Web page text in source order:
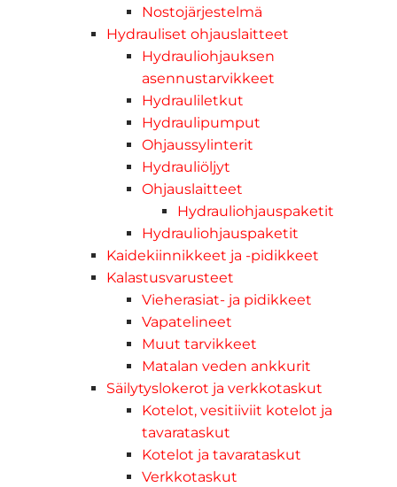
Nostojärjestelmä
Hydrauliset ohjauslaitteet
Hydrauliohjauksen
asennustarvikkeet
Hydrauliletkut
Hydraulipumput
Ohjaussylinterit
Hydrauliöljyt
Ohjauslaitteet
Hydrauliohjauspaketit
Hydrauliohjauspaketit
Kaidekiinnikkeet ja -pidikkeet
Kalastusvarusteet
Vieherasiat- ja pidikkeet
Vapatelineet
Muut tarvikkeet
Matalan veden ankkurit
Säilytyslokerot ja verkkotaskut
Kotelot, vesitiiviit kotelot ja
tavarataskut
Kotelot ja tavarataskut
Verkkotaskut